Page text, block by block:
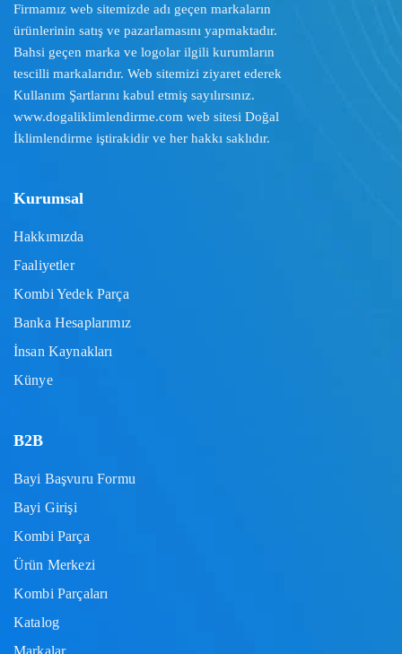
Firmamız web sitemizde adı geçen markaların
ürünlerinin satış ve pazarlamasını yapmaktadır.
Bahsi geçen marka ve logolar ilgili kurumların
tescilli markalarıdır. Web sitemizi ziyaret ederek
Kullanım Şartlarını kabul etmiş sayılırsınız.
www.dogaliklimlendirme.com web sitesi Doğal
İklimlendirme iştirakidir ve her hakkı saklıdır.
Kurumsal
Hakkımızda
Faaliyetler
Kombi Yedek Parça
Banka Hesaplarımız
İnsan Kaynakları
Künye
B2B
Bayi Başvuru Formu
Bayi Girişi
Kombi Parça
Ürün Merkezi
Kombi Parçaları
Katalog
Markalar